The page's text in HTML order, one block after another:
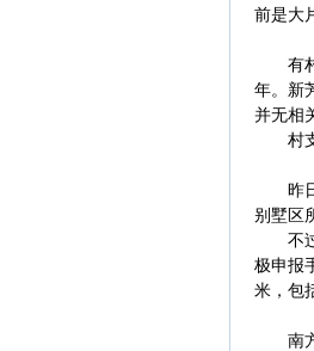
前是大
有村
年。新
并无相
村支
昨日
别墅区
不过
极申报
米，包
南方